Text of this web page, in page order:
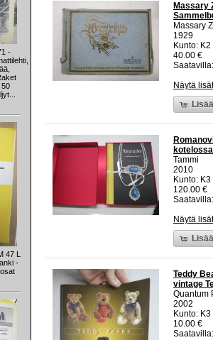
-
50
47 L
-
Massary
Massary
1929
Kunto:
40.00 €
Näytä
Tammi
2010
Kunto:
120.00 €
Näytä
Teddy
vintage
Quantum
2002
Kunto:
10.00 €